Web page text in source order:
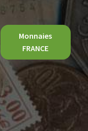
Monnaies
FRANCE